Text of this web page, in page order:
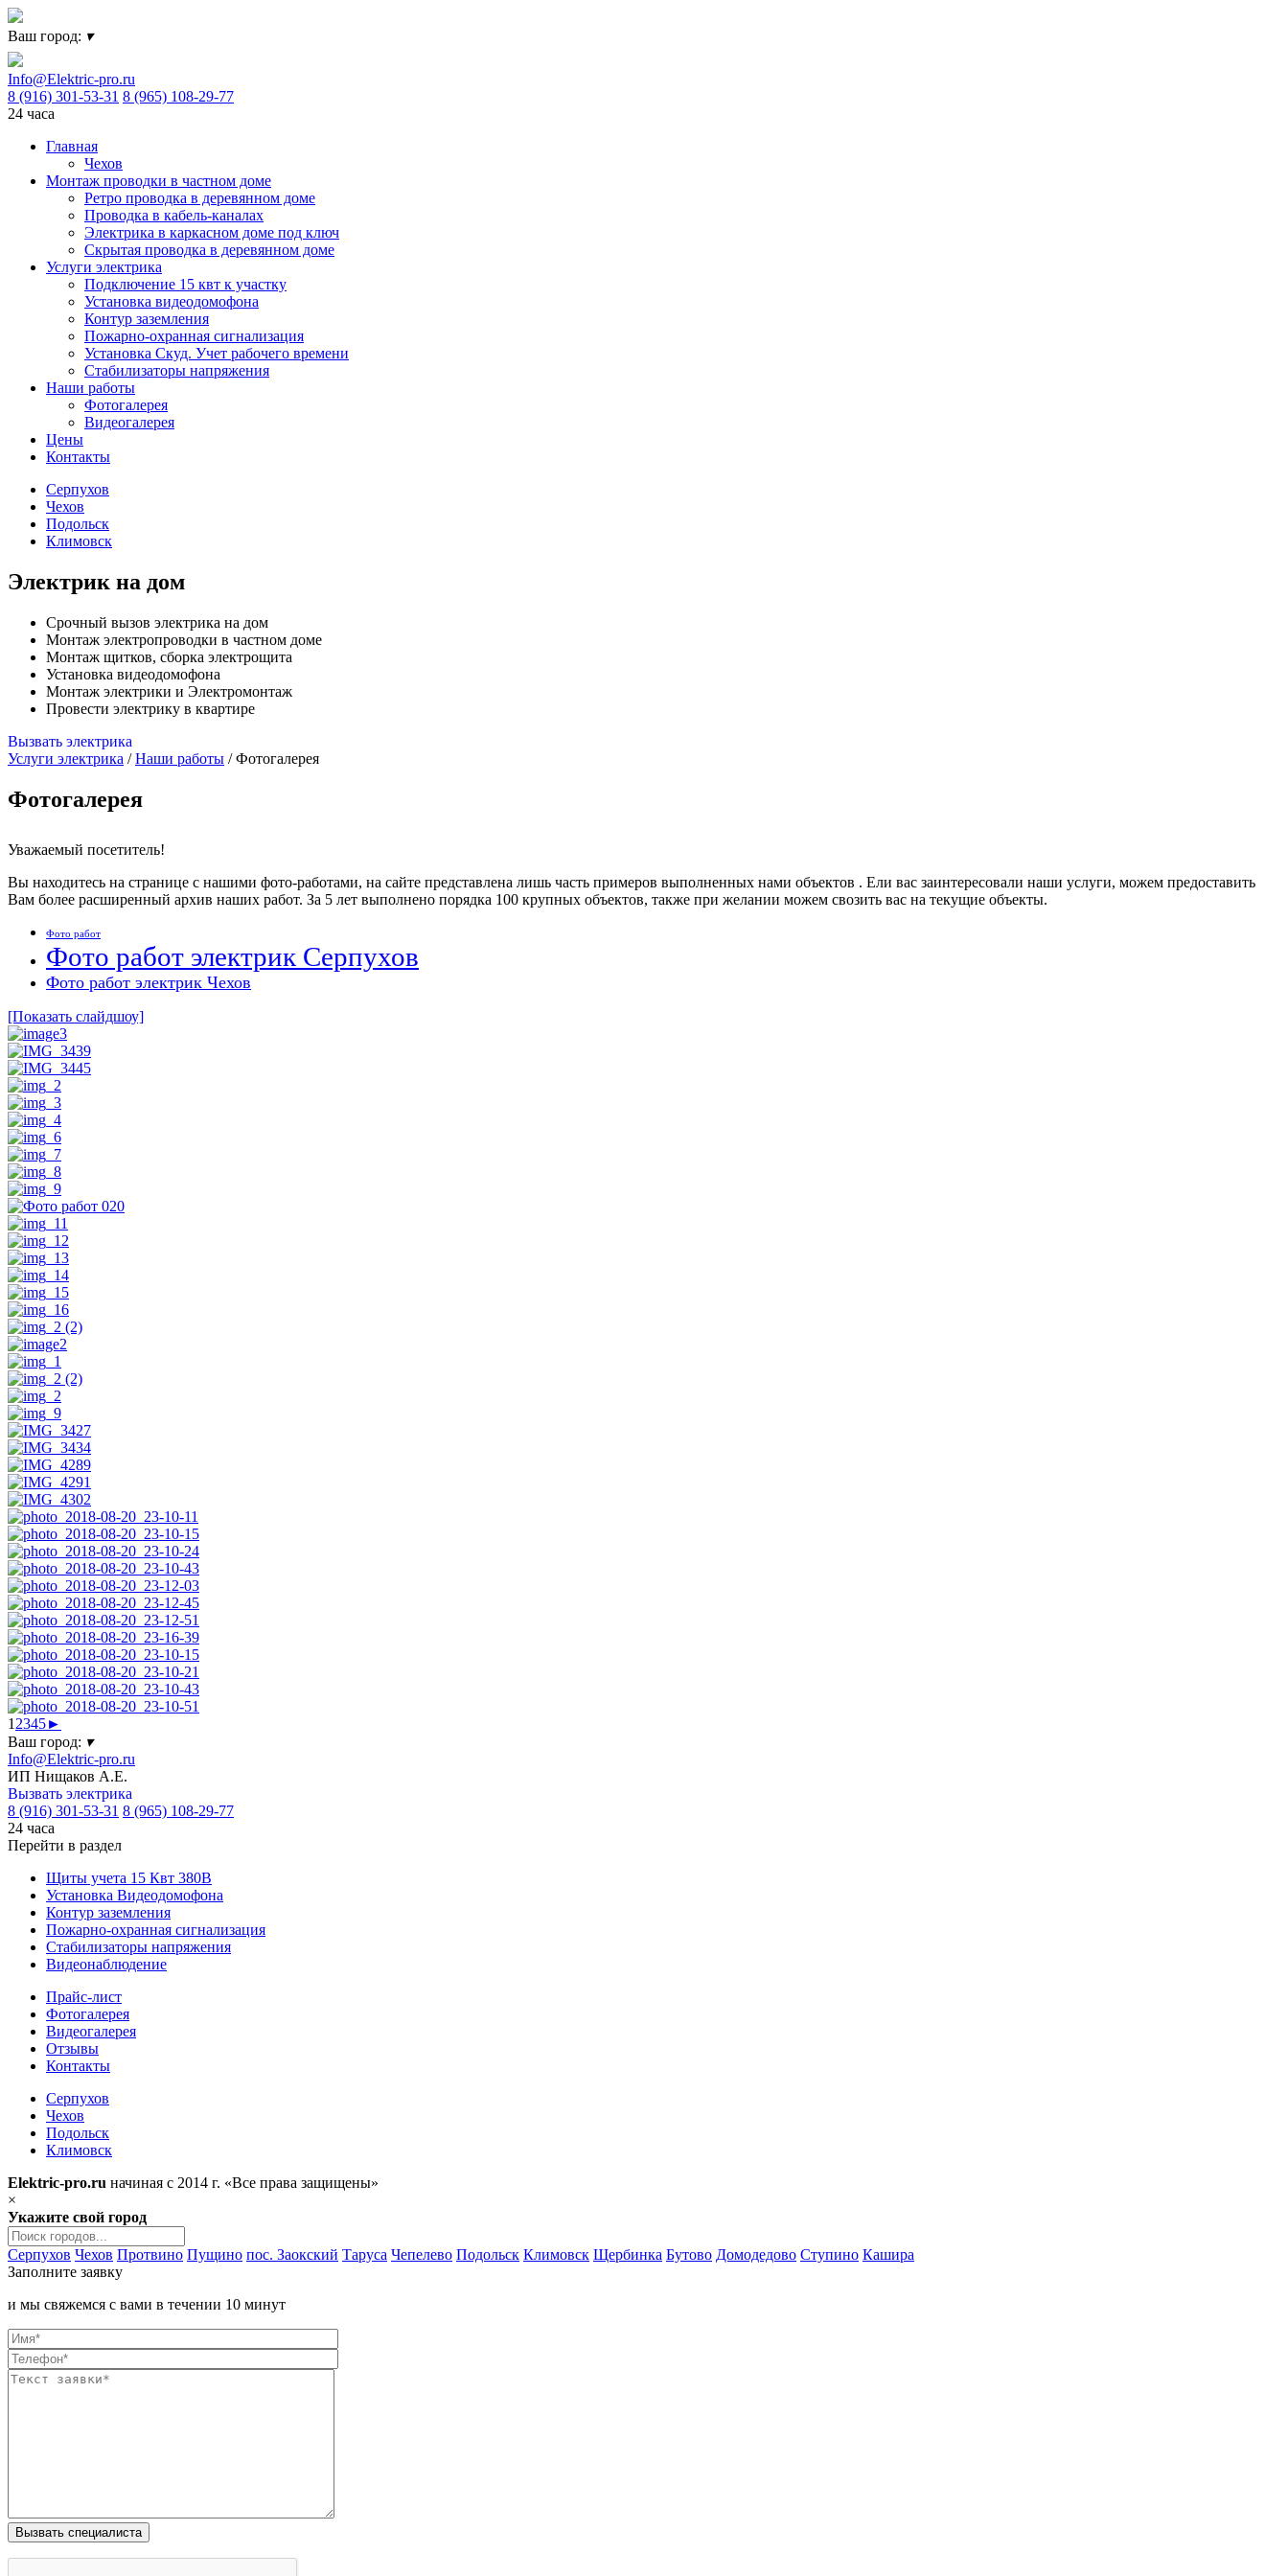
Ваш город: ▾
Info@Elektric-pro.ru
8 (916) 301-53-31 8 (965) 108-29-77
24 часа
Главная
Чехов
Монтаж проводки в частном доме
Ретро проводка в деревянном доме
Проводка в кабель-каналах
Электрика в каркасном доме под ключ
Скрытая проводка в деревянном доме
Услуги электрика
Подключение 15 квт к участку
Установка видеодомофона
Контур заземления
Пожарно-охранная сигнализация
Установка Скуд. Учет рабочего времени
Стабилизаторы напряжения
Наши работы
Фотогалерея
Видеогалерея
Цены
Контакты
Серпухов
Чехов
Подольск
Климовск
Электрик на дом
Срочный вызов электрика на дом
Монтаж электропроводки в частном доме
Монтаж щитков, сборка электрощита
Установка видеодомофона
Монтаж электрики и Электромонтаж
Провести электрику в квартире
Вызвать электрика
Услуги электрика /Наши работы /Фотогалерея
Фотогалерея
Уважаемый посетитель!
Вы находитесь на странице с нашими фото-работами, на сайте представлена лишь часть примеров выполненных нами объектов . Ели вас заинтересовали наши услуги, можем предоставить
Вам более расширенный архив наших работ. За 5 лет выполнено порядка 100 крупных объектов, также при желании можем свозить вас на текущие объекты.
Фото работ
Фото работ электрик Серпухов
Фото работ электрик Чехов
[Показать слайдшоу]
1 2345►
Ваш город: ▾
Info@Elektric-pro.ru
ИП Нищаков А.Е.
Вызвать электрика
8 (916) 301-53-31 8 (965) 108-29-77
24 часа
Перейти в раздел
Щиты учета 15 Квт 380В
Установка Видеодомофона
Контур заземления
Пожарно-охранная сигнализация
Стабилизаторы напряжения
Видеонаблюдение
Прайс-лист
Фотогалерея
Видеогалерея
Отзывы
Контакты
Серпухов
Чехов
Подольск
Климовск
Elektric-pro.ru начиная с 2014 г. «Все права защищены»
×
Укажите свой город
Серпухов Чехов Протвино Пущино пос. Заокский Таруса Чепелево Подольск Климовск Щербинка Бутово Домодедово Ступино Кашира
Заполните заявку
и мы свяжемся с вами в течении 10 минут